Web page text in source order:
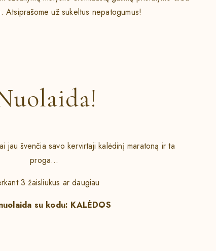
Atsiprašome už sukeltus nepatogumus!
jau švenčia savo kervirtaji kalėdinį maratoną ir ta
proga…
3 žaisliukus ar daugiau
su kodu: KALĖDOS